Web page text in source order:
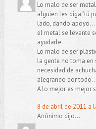
Lo malo de ser
alguien les diga "tú
lado, dando
el metal se levante
ayudarle...
Lo malo de ser
la gente no toma en
necesidad de
alegrando por todo...
A lo mejor es mejor
8 de abril de 2011 a
Anónimo dijo...